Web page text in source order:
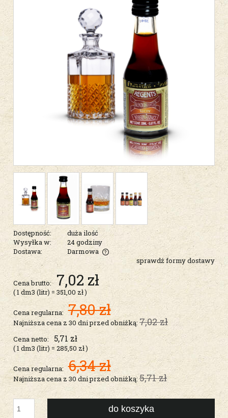
Dostępność:
duża ilość
Wysyłka w:
24 godziny
Dostawa:
Darmowa
Cena nie zawiera ewentualnych kosztów płatności
sprawdź formy dostawy
Cena brutto: 7,02 zł
( 1dm3 (litr) = 351,00 zł)
Cena regularna: 7,80 zł
Najniższa cena z 30 dni przed obniżką: 7,02 zł
Cena netto: 5,71 zł
( 1dm3 (litr) = 285,50 zł)
Cena regularna: 6,34 zł
Najniższa cena z 30 dni przed obniżką:5,71 zł
do koszyka